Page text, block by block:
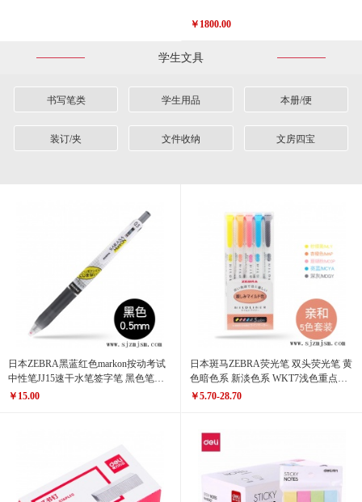
￥1800.00
学生文具
书写笔类 学生用品 本册/便
装订/夹 文件收纳 文房四宝
日本ZEBRA黑蓝红色markon按动考试
中性笔JJ15速干水笔签字笔 黑色笔
0.4/0.5mm (计价单位：支)
￥15.00
日本斑马ZEBRA荧光笔 双头荧光笔 黄
色暗色系 新淡色系 WKT7浅色重点标
记笔 (计价单位：支)
￥5.70-28.70